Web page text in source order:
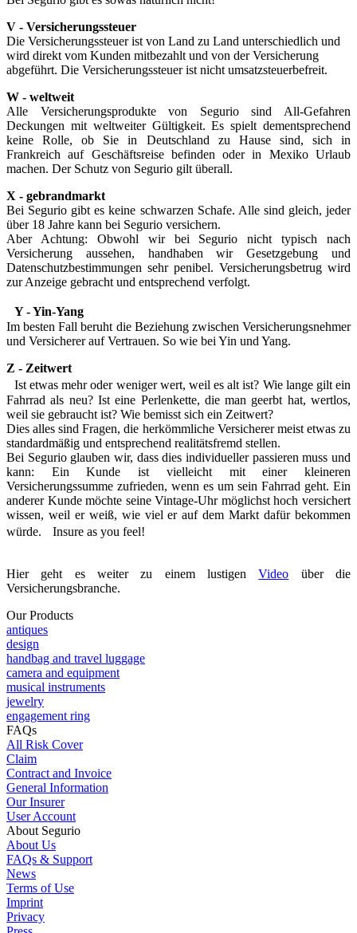
V - Versicherungssteuer
Die Versicherungssteuer ist von Land zu Land unterschiedlich und
wird direkt vom Kunden mitbezahlt und von der Versicherung
abgeführt. Die Versicherungssteuer ist nicht umsatzsteuerbefreit.
W - weltweit
Alle Versicherungsprodukte von Segurio sind All-Gefahren
Deckungen mit weltweiter Gültigkeit. Es spielt dementsprechend
keine Rolle, ob Sie in Deutschland zu Hause sind, sich in
Frankreich auf Geschäftsreise befinden oder in Mexiko Urlaub
machen. Der Schutz von Segurio gilt überall.
X - gebrandmarkt
Bei Segurio gibt es keine schwarzen Schafe. Alle sind gleich, jeder
über 18 Jahre kann bei Segurio versichern.
Aber Achtung: Obwohl wir bei Segurio nicht typisch nach
Versicherung aussehen, handhaben wir Gesetzgebung und
Datenschutzbestimmungen sehr penibel. Versicherungsbetrug wird
zur Anzeige gebracht und entsprechend verfolgt.
Y - Yin-Yang
Im besten Fall beruht die Beziehung zwischen Versicherungsnehmer
und Versicherer auf Vertrauen. So wie bei Yin und Yang.
Z - Zeitwert
Ist etwas mehr oder weniger wert, weil es alt ist? Wie lange gilt ein
Fahrrad als neu? Ist eine Perlenkette, die man geerbt hat, wertlos,
weil sie gebraucht ist? Wie bemisst sich ein Zeitwert?
Dies alles sind Fragen, die herkömmliche Versicherer meist etwas zu
standardmäßig und entsprechend realitätsfremd stellen.
Bei Segurio glauben wir, dass dies individueller passieren muss und
kann: Ein Kunde ist vielleicht mit einer kleineren
Versicherungssumme zufrieden, wenn es um sein Fahrrad geht. Ein
anderer Kunde möchte seine Vintage-Uhr möglichst hoch versichert
wissen, weil er weiß, wie viel er auf dem Markt dafür bekommen
würde. Insure as you feel!
Hier geht es weiter zu einem lustigenVideo über die
Versicherungsbranche.
Our Products
antiques
design
handbag and travel luggage
camera and equipment
musical instruments
jewelry
engagement ring
FAQs
All Risk Cover
Claim
Contract and Invoice
General Information
Our Insurer
User Account
About Segurio
About Us
FAQs & Support
News
Terms of Use
Imprint
Privacy